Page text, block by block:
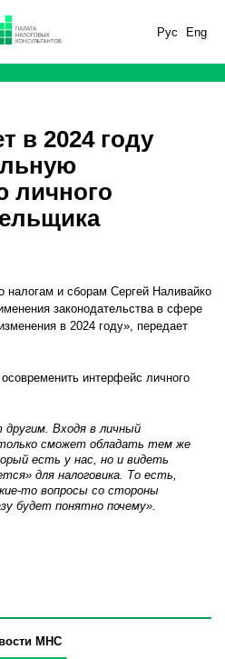
Рус Eng
в 2024 году
личного
налогам и сборам Сергей Наливайко
законодательства в сфере
в 2024 году», передает
интерфейс личного
Входя в личный
сможет обладать тем же
есть у нас, но и видеть
для налоговика. То есть,
то вопросы со стороны
будет понятно почему».
МНС